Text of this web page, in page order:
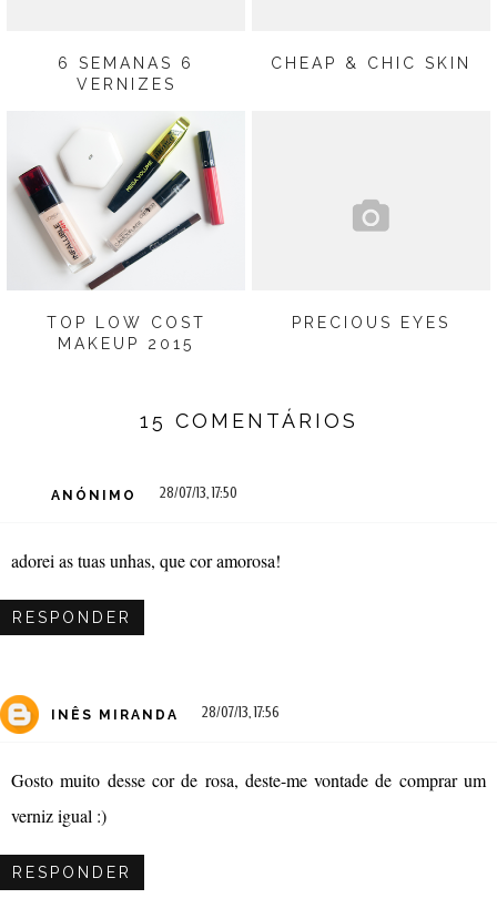
6 SEMANAS 6
VERNIZES
CHEAP & CHIC SKIN
TOP LOW COST
MAKEUP 2015
PRECIOUS EYES
15 COMENTÁRIOS
ANÓNIMO 28/07/13, 17:50
adorei as tuas unhas, que cor amorosa!
RESPONDER
INÊS MIRANDA 28/07/13, 17:56
Gosto muito desse cor de rosa, deste-me vontade de comprar um
verniz igual :)
RESPONDER